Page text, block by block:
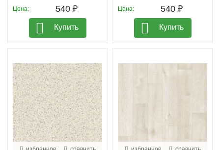
Цена: 540 ₽
Купить
Цена: 540 ₽
Купить